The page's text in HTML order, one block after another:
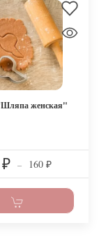
женская"
₽ – 160 ₽